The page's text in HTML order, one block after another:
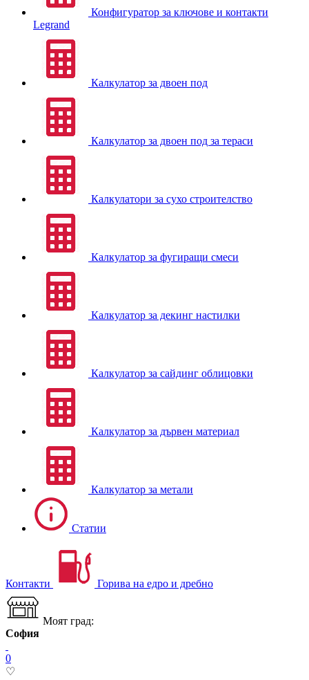
Конфигуратор за ключове и контакти
Legrand
Калкулатор за двоен под
Калкулатор за двоен под за тераси
Калкулатори за сухо строителство
Калкулатор за фугиращи смеси
Калкулатор за декинг настилки
Калкулатор за сайдинг облицовки
Калкулатор за дървен материал
Калкулатор за метали
Статии
Контакти Горива на едро и дребно
Моят град:
София
0
♡